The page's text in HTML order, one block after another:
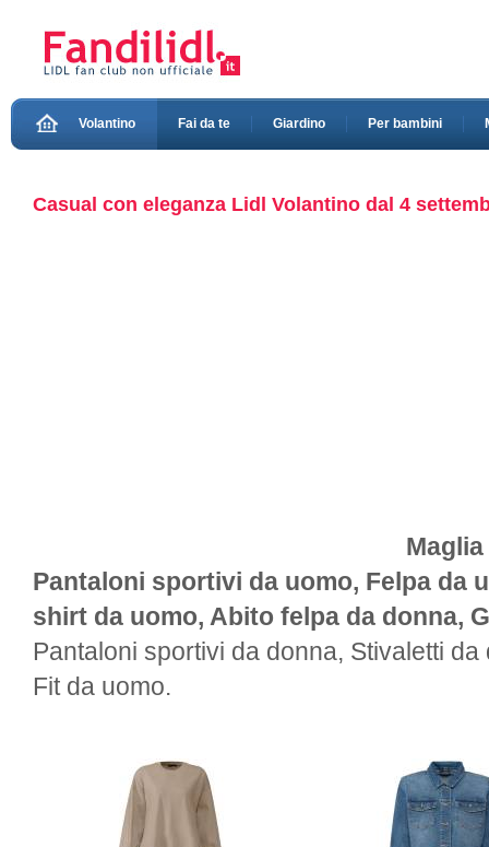
Volantino Fai da te Giardino Per bambini
Casual con eleganza Lidl Volantino dal 4
Pantaloni sportivi da uomo, Felpa da
shirt da uomo, Abito felpa da donna,
Pantaloni sportivi da donna, Stivaletti
Fit da uomo.